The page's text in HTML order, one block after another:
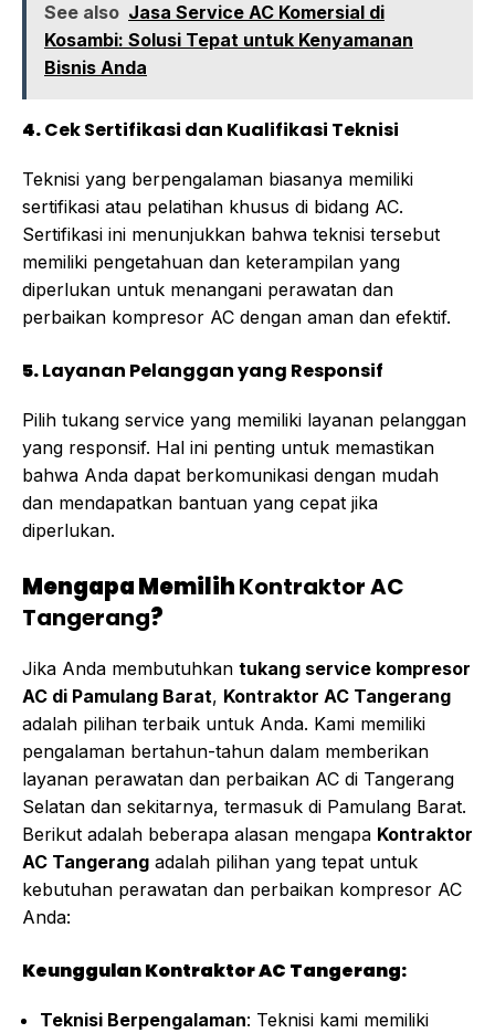
See also Jasa Service AC Komersial di
Kosambi: Solusi Tepat untuk Kenyamanan
Bisnis Anda
4.Cek Sertifikasi dan Kualifikasi Teknisi
Teknisi yang berpengalaman biasanya memiliki
sertifikasi atau pelatihan khusus di bidang AC.
Sertifikasi ini menunjukkan bahwa teknisi tersebut
memiliki pengetahuan dan keterampilan yang
diperlukan untuk menangani perawatan dan
perbaikan kompresor AC dengan aman dan efektif.
5.Layanan Pelanggan yang Responsif
Pilih tukang service yang memiliki layanan pelanggan
yang responsif. Hal ini penting untuk memastikan
bahwa Anda dapat berkomunikasi dengan mudah
dan mendapatkan bantuan yang cepat jika
diperlukan.
Mengapa MemilihKontraktor AC
Tangerang?
Jika Anda membutuhkan tukang service kompresor
AC di Pamulang Barat, Kontraktor AC Tangerang
adalah pilihan terbaik untuk Anda. Kami memiliki
pengalaman bertahun-tahun dalam memberikan
layanan perawatan dan perbaikan AC di Tangerang
Selatan dan sekitarnya, termasuk di Pamulang Barat.
Berikut adalah beberapa alasan mengapa Kontraktor
AC Tangerang adalah pilihan yang tepat untuk
kebutuhan perawatan dan perbaikan kompresor AC
Anda:
Keunggulan Kontraktor AC Tangerang:
Teknisi Berpengalaman: Teknisi kami memiliki